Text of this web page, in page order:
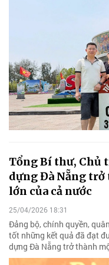
Tổng Bí thư, Chủ
dựng Đà Nẵng
lớn của cả nước
25/04/2026 18:31
Đảng bộ, chính quyền,
tốt những kết quả đã đạt
dựng Đà Nẵng trở thành